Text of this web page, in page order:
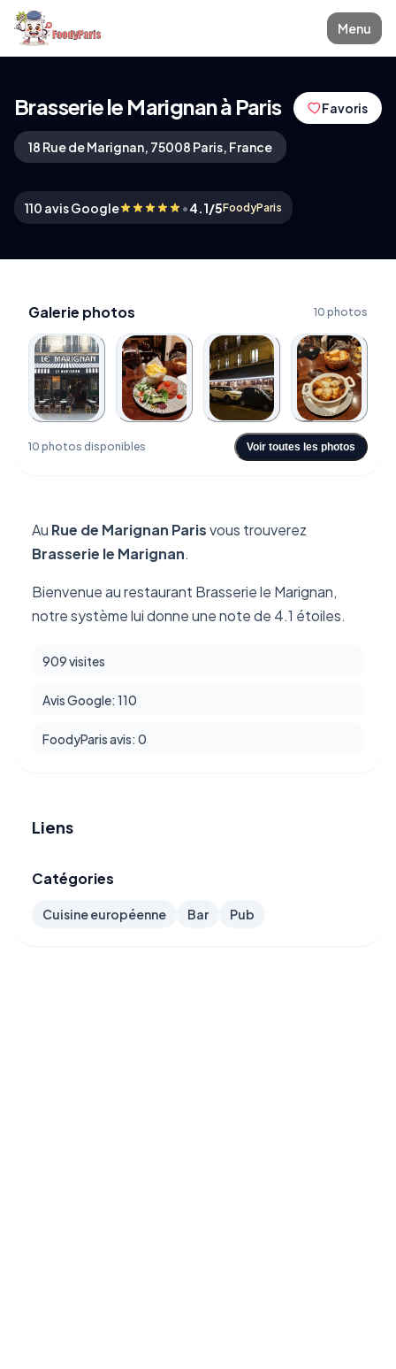
Menu
Brasserie le Marignan à Paris
18 Rue de Marignan, 75008 Paris, France
110 avis Google •4.1/5FoodyParis
Favoris
Galerie photos 10 photos
+6
10 photos disponibles Voir toutes les photos
Au Rue de Marignan Parisvous trouverez
Brasserie le Marignan.
Bienvenue au restaurant Brasserie le Marignan,
notre système lui donne une note de 4.1 étoiles.
909 visites
Avis Google: 110
FoodyParis avis: 0
Liens
Catégories
Cuisine européenne Bar Pub